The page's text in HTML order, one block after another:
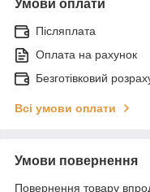
Умови оплати
Післяплата
Оплата на рахунок
Безготівковий
Всі умови оплати
Умови повернення
Повернення товару